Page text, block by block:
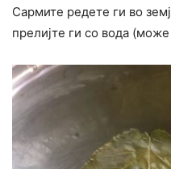
Сармите редете ги во
прелијте ги со вода